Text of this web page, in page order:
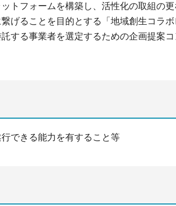
トフォームを構築し、活性化の取組の
げることを目的とする「地域創生コラ
する事業者を選定するための企画提案コ
できる能力を有すること等